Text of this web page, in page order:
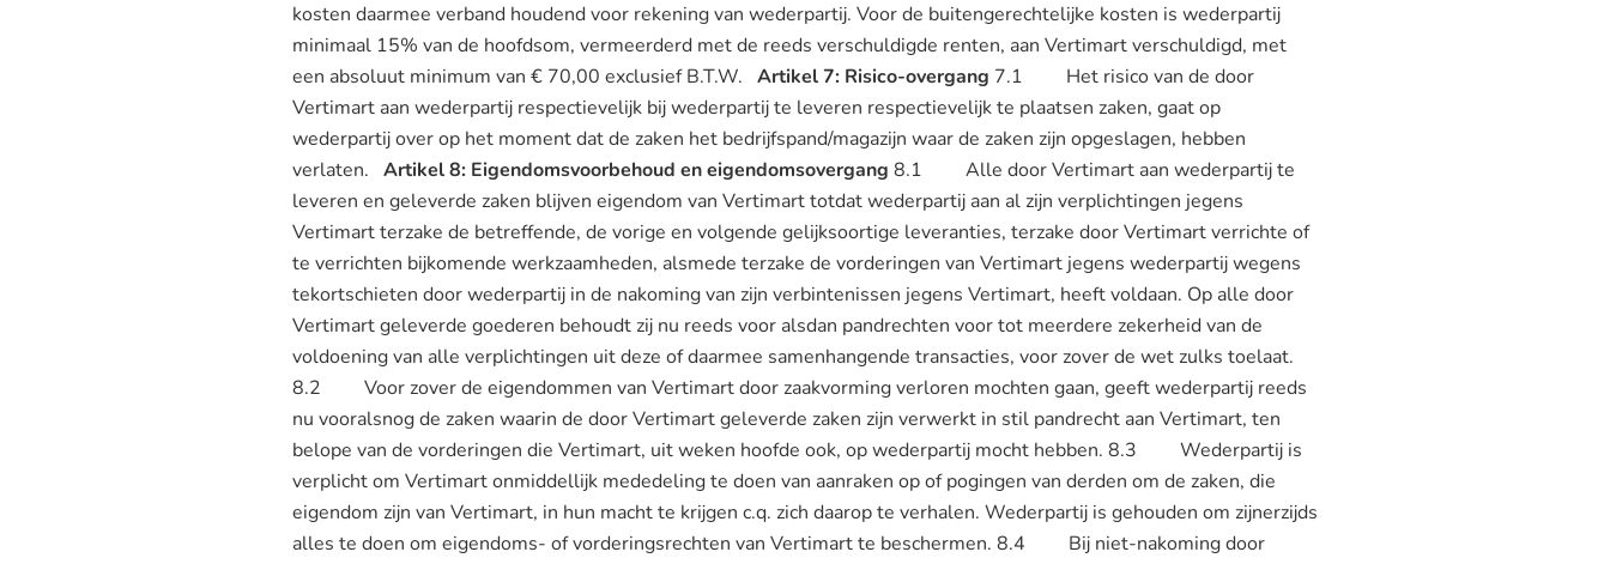
kosten daarmee verband houdend voor rekening van wederpartij. Voor de buitengerechtelijke kosten is wederpartij
minimaal 15% van de hoofdsom, vermeerderd met de reeds verschuldigde renten, aan Vertimart verschuldigd, met
een absoluut minimum van € 70,00 exclusief B.T.W. Artikel 7: Risico-overgang 7.1 Het risico van de door
Vertimart aan wederpartij respectievelijk bij wederpartij te leveren respectievelijk te plaatsen zaken, gaat op
wederpartij over op het moment dat de zaken het bedrijfspand/magazijn waar de zaken zijn opgeslagen, hebben
verlaten. Artikel 8: Eigendomsvoorbehoud en eigendomsovergang 8.1 Alle door Vertimart aan wederpartij te
leveren en geleverde zaken blijven eigendom van Vertimart totdat wederpartij aan al zijn verplichtingen jegens
Vertimart terzake de betreffende, de vorige en volgende gelijksoortige leveranties, terzake door Vertimart verrichte of
te verrichten bijkomende werkzaamheden, alsmede terzake de vorderingen van Vertimart jegens wederpartij wegens
tekortschieten door wederpartij in de nakoming van zijn verbintenissen jegens Vertimart, heeft voldaan. Op alle door
Vertimart geleverde goederen behoudt zij nu reeds voor alsdan pandrechten voor tot meerdere zekerheid van de
voldoening van alle verplichtingen uit deze of daarmee samenhangende transacties, voor zover de wet zulks toelaat.
8.2 Voor zover de eigendommen van Vertimart door zaakvorming verloren mochten gaan, geeft wederpartij reeds
nu vooralsnog de zaken waarin de door Vertimart geleverde zaken zijn verwerkt in stil pandrecht aan Vertimart, ten
belope van de vorderingen die Vertimart, uit weken hoofde ook, op wederpartij mocht hebben. 8.3 Wederpartij is
verplicht om Vertimart onmiddellijk mededeling te doen van aanraken op of pogingen van derden om de zaken, die
eigendom zijn van Vertimart, in hun macht te krijgen c.q. zich daarop te verhalen. Wederpartij is gehouden om zijnerzijds
alles te doen om eigendoms- of vorderingsrechten van Vertimart te beschermen. 8.4 Bij niet-nakoming door